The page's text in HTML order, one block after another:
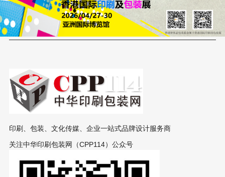
印刷、包装、文化传媒、企业一站式品牌设计服务商
关注中华印刷包装网（CPP114）公众号